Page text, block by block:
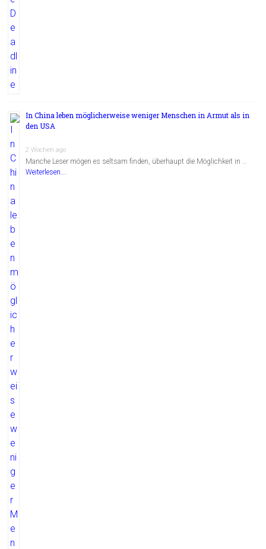
In China leben möglicherweise weniger Menschen in Armut als in
den USA
2 Wochen ago
Manche Leser mögen es seltsam finden, überhaupt die Möglichkeit in …
Weiterlesen...